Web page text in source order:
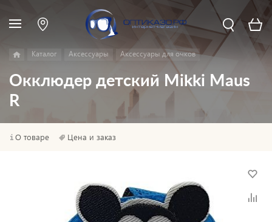
Каталог Аксессуары Аксессуары для очков
Окклюдер детский Mikki Maus
R
О товаре Цена и заказ